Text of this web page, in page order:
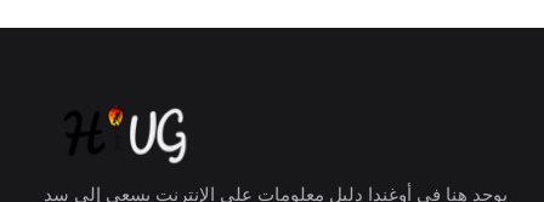
يوجد هنا في أوغندا دليل معلومات على الإنترنت يسعى إلى سد